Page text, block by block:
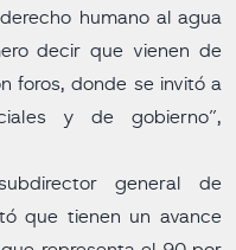
humano al agua
decir que vienen de
foros, donde se invitó a
y de gobierno”,
general de
que tienen un avance